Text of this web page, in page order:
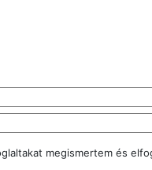
megismertem és